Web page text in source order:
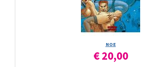
NOE
€ 20,00